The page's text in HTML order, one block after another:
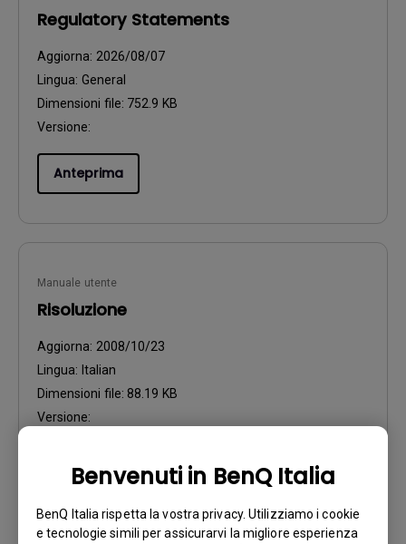
Benvenuti in BenQ Italia
BenQ Italia rispetta la vostra privacy. Utilizziamo i cookie
e tecnologie simili per assicurarvi la migliore esperienza
Regulatory Statements
Aggiorna: 2026/08/07
Lingua: General
Dimensioni file: 752.9 KB
Versione:
Anteprima
Manuale utente
Risoluzione
Aggiorna: 2008/10/23
Lingua: Italian
Dimensioni file: 88.19 KB
Versione:
Anteprima